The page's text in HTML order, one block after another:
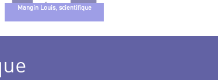
Mangin Louis, scientifique